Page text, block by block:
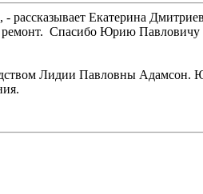
Екатерина
Спасибо Юрию Павловичу
Лидии Павловны